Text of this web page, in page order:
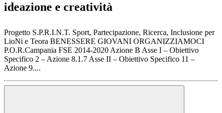
ideazione e creatività
Progetto S.P.R.I.N.T. Sport, Partecipazione, Ricerca, Inclusione per
LioNi e Teora BENESSERE GIOVANI ORGANIZZIAMOCI
P.O.R.Campania FSE 2014-2020 Azione B Asse I – Obiettivo
Specifico 2 – Azione 8.1.7 Asse II – Obiettivo Specifico 11 –
Azione 9....